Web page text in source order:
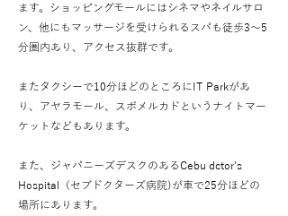
ます。ショッピングモールにはシネマやネイルサロ
ン、他にもマッサージを受けられるスパも徒歩3～5
分圏内あり、アクセス抜群です。
またタクシーで10分ほどのところにIT Parkがあ
り、アヤラモール、スボメルカドというナイトマー
ケットなどもあります。
また、ジャパニーズデスクのあるCebu dctor's
Hospital（セブドクターズ病院)が車で25分ほどの
場所にあります。